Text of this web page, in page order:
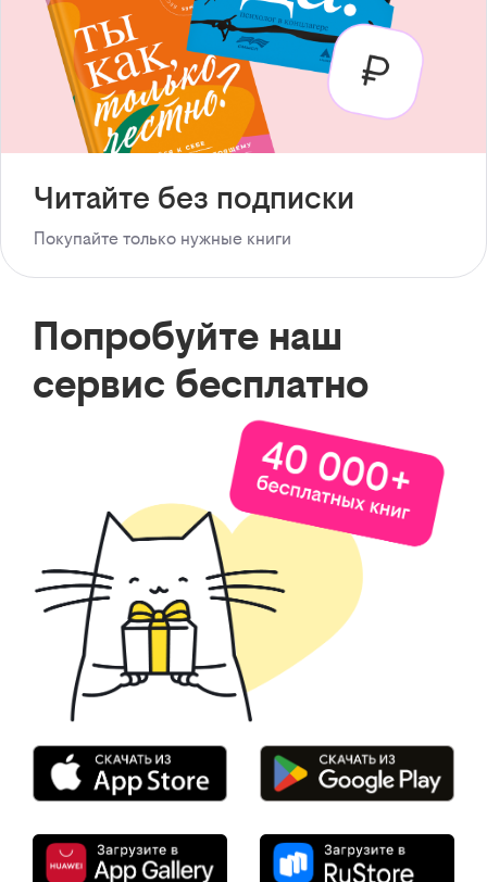
Читайте без подписки
Покупайте только нужные книги
Попробуйте наш
сервис бесплатно